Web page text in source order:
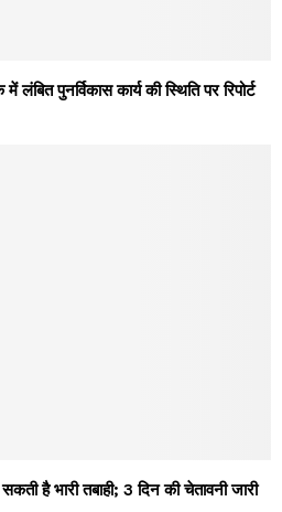
पुनर्विकास कार्य की स्थिति पर रिपोर्ट
है भारी तबाही; 3 दिन की चेतावनी जारी